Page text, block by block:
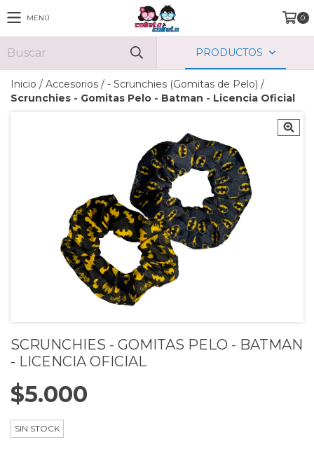
MENÚ 0
PRODUCTOS
Inicio / Accesorios / - Scrunchies (Gomitas de Pelo) /
Scrunchies - Gomitas Pelo - Batman - Licencia Oficial
SCRUNCHIES - GOMITAS PELO - BATMAN
- LICENCIA OFICIAL
$5.000
SIN STOCK